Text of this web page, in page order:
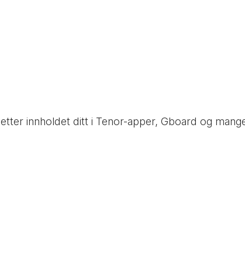
innholdet ditt i Tenor-apper, Gboard og